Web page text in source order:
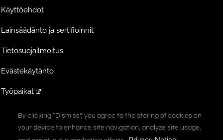
By clicking “Dismiss”, you agree to the storing of cookies on
your device to enhance site navigation, analyze site usage,
By clicking “Dismiss”, you agree to the storing of cookies on
your device to enhance site navigation, analyze site usage,
Käyttöehdot
Lainsäädäntö ja sertifioinnit
Tietosuojailmoitus
Evästekäytäntö
Työpaikat
Ekstranet
A Vontier Company